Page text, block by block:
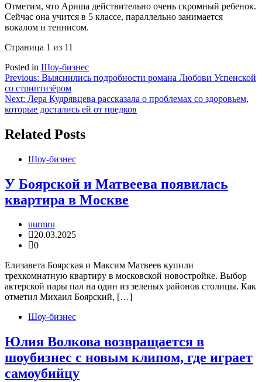
Отметим, что Ариша действительно очень скромный ребенок.
Сейчас она учится в 5 классе, параллельно занимается
вокалом и теннисом.
Страница 1 из 11
Posted in Шоу-бизнес
Навигация
по
записям
Previous: Выяснились подробности романа Любови Успенской
со стриптизёром
Next: Лера Кудрявцева рассказала о проблемах со здоровьем,
которые достались ей от предков
Related Posts
Шоу-бизнес
У Боярской и Матвеева появилась
квартира в Москве
uurmru
20.03.2025
0
Елизавета Боярская и Максим Матвеев купили
трехкомнатную квартиру в московской новостройке. Выбор
актерской пары пал на один из зеленых районов столицы. Как
отметил Михаил Боярский, […]
Шоу-бизнес
Юлия Волкова возвращается в
шоубизнес с новым клипом, где играет
самоубийцу